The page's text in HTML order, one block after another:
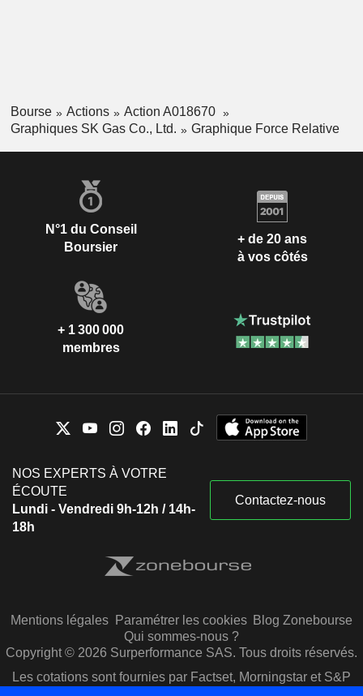
Bourse Actions
Action A018670
Graphiques SK Gas Co., Ltd.
Graphique Force Relative
N°1 du Conseil
Boursier
+ de 20 ans
à vos côtés
+ 1 300 000
membres
NOS EXPERTS À VOTRE
ÉCOUTE
Lundi - Vendredi 9h-12h / 14h-
18h
Contactez-nous
Mentions légales Paramétrer les cookies Blog Zonebourse
Qui sommes-nous ?
Copyright © 2026 Surperformance SAS. Tous droits réservés.
Les cotations sont fournies par Factset, Morningstar et S&P